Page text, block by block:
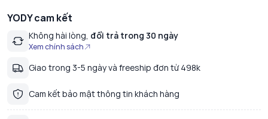
YODY cam kết
Không hài lòng, đổi trả trong 30 ngày
Xem chính sách
Giao trong 3-5 ngày và freeship đơn từ 498k
Cam kết bảo mật thông tin khách hàng